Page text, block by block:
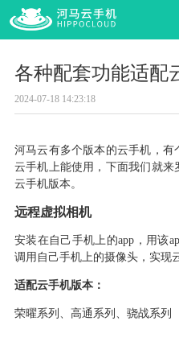
各种配套功能适配
2024-07-18 14:23:18
河马云有多个版本的云手机，
云手机上能使用，下面我们就
云手机版本。
远程虚拟相机
安装在自己手机上的app，用该
调用自己手机上的摄像头，实现
适配云手机版本：
荣曜系列、高通系列、骁战系列